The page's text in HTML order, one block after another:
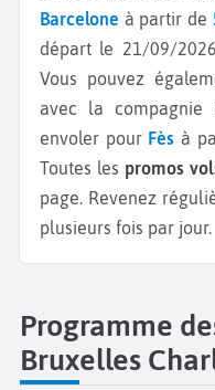
Barcelone à partir de
départ le 21/09/
Vous pouvez
avec la compagnie
envoler pour Fès à
Toutes les promos
page. Revenez
plusieurs fois par jour.
Programme
Bruxelles